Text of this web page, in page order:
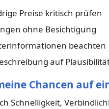
Preise kritisch prüfen
ohne Besichtigung
beachten
auf
Chancen auf
Schnelligkeit,